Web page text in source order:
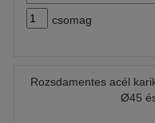
csomag
Rozsdamentes acél
Ø45